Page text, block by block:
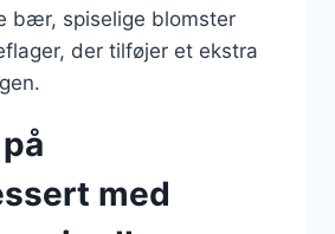
bær, spiselige blomster
der tilføjer et ekstra
med